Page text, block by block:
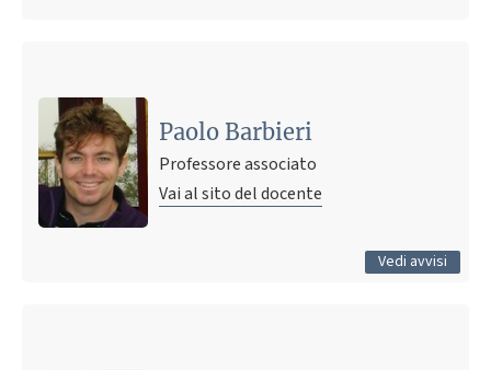
Paolo Barbieri
Professore associato
Vai al sito del docente
Vedi avvisi
AVVIO CORSO STRATEGIA E GESTIONE DEL SISTEMA DEL
VALORE A-K Anno Accademico 2023/2024
11 aprile 2023 17:58
Tutti gli avvisi